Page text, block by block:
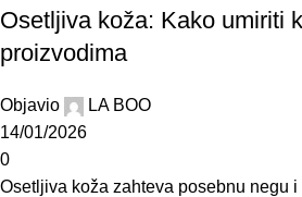
Osetljiva koža: Kako umiriti
proizvodima
Objavio
LA BOO
14/01/2026
0
Osetljiva koža zahteva posebnu negu